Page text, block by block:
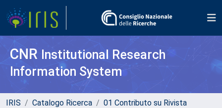
CNR Institutional Research
Information System
IRIS Catalogo Ricerca
01 Contributo su Rivista